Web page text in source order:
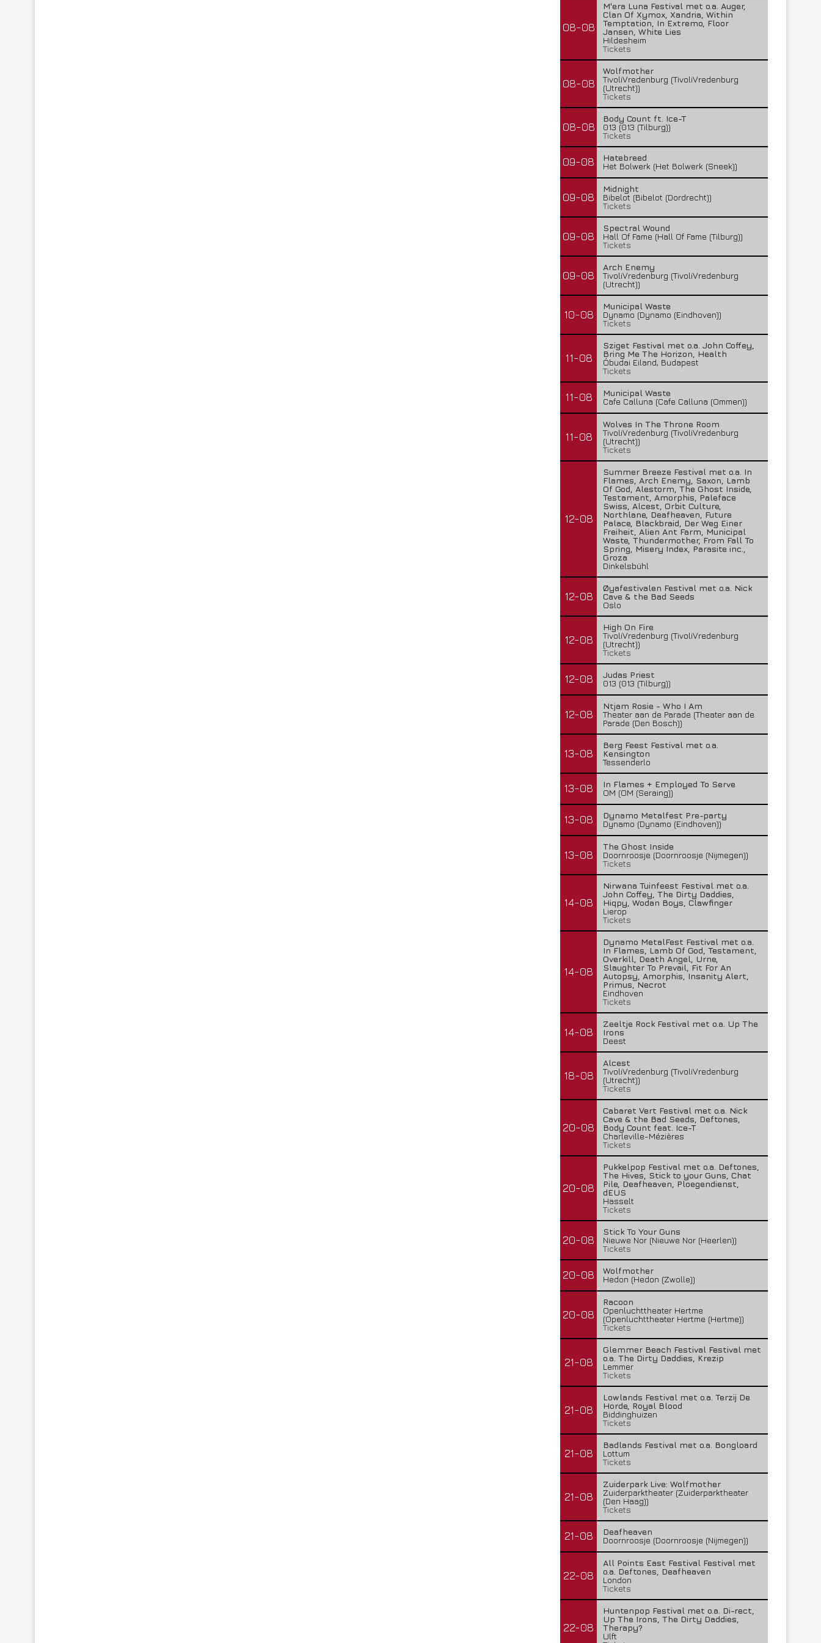
08-08
M'era Luna Festival met o.a. Auger,
Clan Of Xymox, Xandria, Within
Temptation, In Extremo, Floor
Jansen, White Lies
Hildesheim
Tickets
08-08
Wolfmother
TivoliVredenburg (TivoliVredenburg
(Utrecht))
Tickets
08-08
Body Count ft. Ice-T
013 (013 (Tilburg))
Tickets
09-08
Hatebreed
Het Bolwerk (Het Bolwerk (Sneek))
09-08
Midnight
Bibelot (Bibelot (Dordrecht))
Tickets
09-08
Spectral Wound
Hall Of Fame (Hall Of Fame (Tilburg))
Tickets
09-08
Arch Enemy
TivoliVredenburg (TivoliVredenburg
(Utrecht))
10-08
Municipal Waste
Dynamo (Dynamo (Eindhoven))
Tickets
11-08
Sziget Festival met o.a. John Coffey,
Bring Me The Horizon, Health
Óbudai Eiland, Budapest
Tickets
11-08
Municipal Waste
Cafe Calluna (Cafe Calluna (Ommen))
11-08
Wolves In The Throne Room
TivoliVredenburg (TivoliVredenburg
(Utrecht))
Tickets
12-08
Summer Breeze Festival met o.a. In
Flames, Arch Enemy, Saxon, Lamb
Of God, Alestorm, The Ghost Inside,
Testament, Amorphis, Paleface
Swiss, Alcest, Orbit Culture,
Northlane, Deafheaven, Future
Palace, Blackbraid, Der Weg Einer
Freiheit, Alien Ant Farm, Municipal
Waste, Thundermother, From Fall To
Spring, Misery Index, Parasite inc.,
Groza
Dinkelsbühl
12-08
Øyafestivalen Festival met o.a. Nick
Cave & the Bad Seeds
Oslo
12-08
High On Fire
TivoliVredenburg (TivoliVredenburg
(Utrecht))
Tickets
12-08
Judas Priest
013 (013 (Tilburg))
12-08
Ntjam Rosie - Who I Am
Theater aan de Parade (Theater aan de
Parade (Den Bosch))
13-08
Berg Feest Festival met o.a.
Kensington
Tessenderlo
13-08
In Flames + Employed To Serve
OM (OM (Seraing))
13-08
Dynamo Metalfest Pre-party
Dynamo (Dynamo (Eindhoven))
13-08
The Ghost Inside
Doornroosje (Doornroosje (Nijmegen))
Tickets
14-08
Nirwana Tuinfeest Festival met o.a.
John Coffey, The Dirty Daddies,
Hiqpy, Wodan Boys, Clawfinger
Lierop
Tickets
14-08
Dynamo MetalFest Festival met o.a.
In Flames, Lamb Of God, Testament,
Overkill, Death Angel, Urne,
Slaughter To Prevail, Fit For An
Autopsy, Amorphis, Insanity Alert,
Primus, Necrot
Eindhoven
Tickets
14-08
Zeeltje Rock Festival met o.a. Up The
Irons
Deest
18-08
Alcest
TivoliVredenburg (TivoliVredenburg
(Utrecht))
Tickets
20-08
Cabaret Vert Festival met o.a. Nick
Cave & the Bad Seeds, Deftones,
Body Count feat. Ice-T
Charleville-Mézières
Tickets
20-08
Pukkelpop Festival met o.a. Deftones,
The Hives, Stick to your Guns, Chat
Pile, Deafheaven, Ploegendienst,
dEUS
Hasselt
Tickets
20-08
Stick To Your Guns
Nieuwe Nor (Nieuwe Nor (Heerlen))
Tickets
20-08
Wolfmother
Hedon (Hedon (Zwolle))
20-08
Racoon
Openluchttheater Hertme
(Openluchttheater Hertme (Hertme))
Tickets
21-08
Glemmer Beach Festival Festival met
o.a. The Dirty Daddies, Krezip
Lemmer
Tickets
21-08
Lowlands Festival met o.a. Terzij De
Horde, Royal Blood
Biddinghuizen
Tickets
21-08
Badlands Festival met o.a. Bongloard
Lottum
Tickets
21-08
Zuiderpark Live: Wolfmother
Zuiderparktheater (Zuiderparktheater
(Den Haag))
Tickets
21-08
Deafheaven
Doornroosje (Doornroosje (Nijmegen))
22-08
All Points East Festival Festival met
o.a. Deftones, Deafheaven
London
Tickets
22-08
Huntenpop Festival met o.a. Di-rect,
Up The Irons, The Dirty Daddies,
Therapy?
Ulft